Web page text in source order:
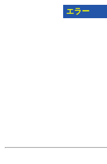
エラー